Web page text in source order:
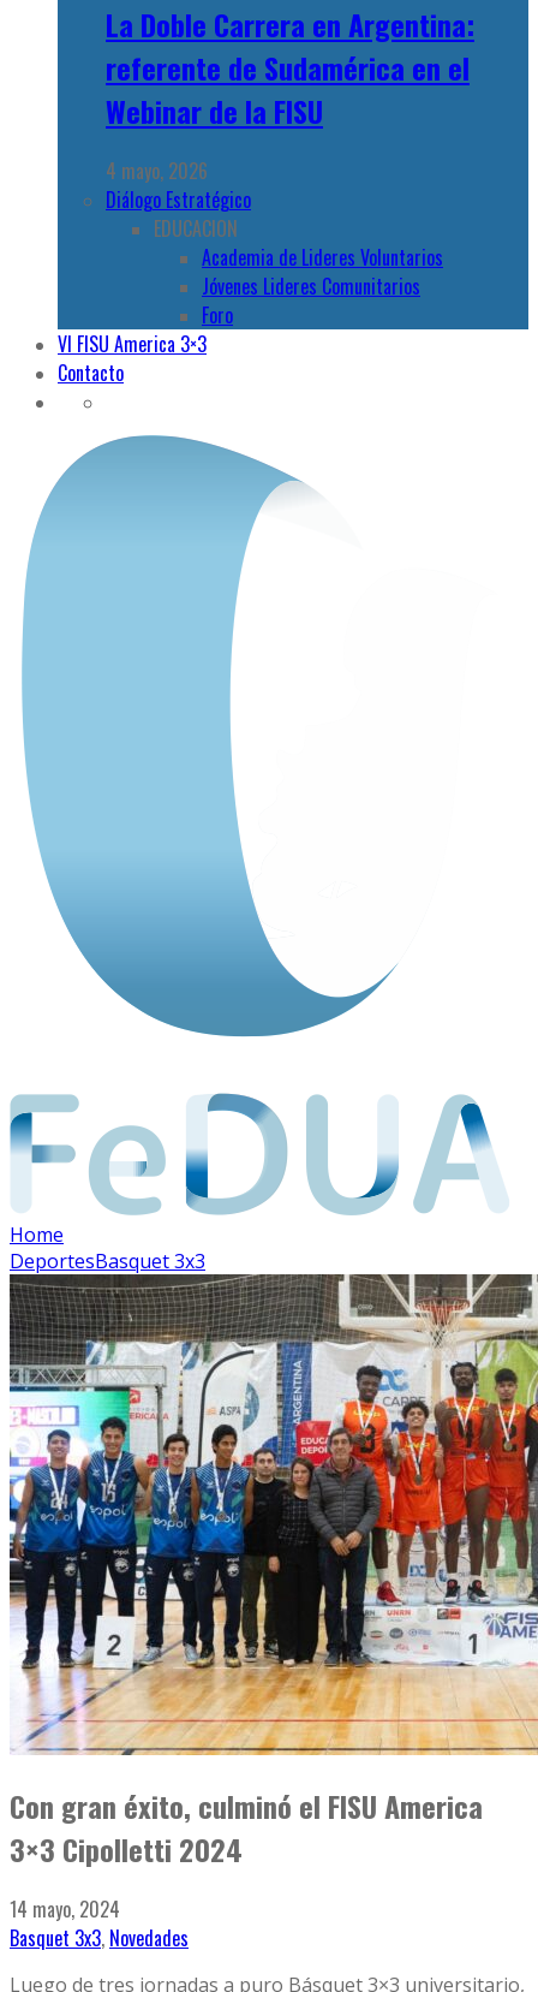
La Doble Carrera en Argentina:
referente de Sudamérica en el
Webinar de la FISU
4 mayo, 2026
Diálogo Estratégico
EDUCACION
Academia de Lideres Voluntarios
Jóvenes Lideres Comunitarios
Foro
VI FISU America 3×3
Contacto
Home
DeportesBasquet 3x3
Con gran éxito, culminó el FISU America
3×3 Cipolletti 2024
14 mayo, 2024
Basquet 3x3, Novedades
Luego de tres jornadas a puro Básquet 3×3 universitario,